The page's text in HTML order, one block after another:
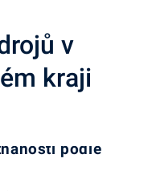
v
kraji
podle